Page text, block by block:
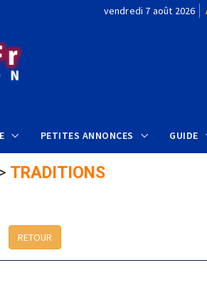
vendredi 7 août 2026
PETITES ANNONCES GUIDE
TRADITIONS
RETOUR